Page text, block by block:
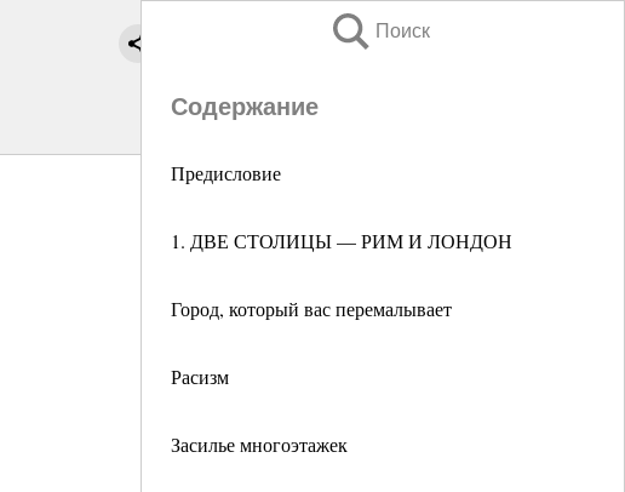
Поиск
Содержание
Предисловие
1. ДВЕ СТОЛИЦЫ — РИМ И ЛОНДОН
Город, который вас перемалывает
Расизм
Засилье многоэтажек